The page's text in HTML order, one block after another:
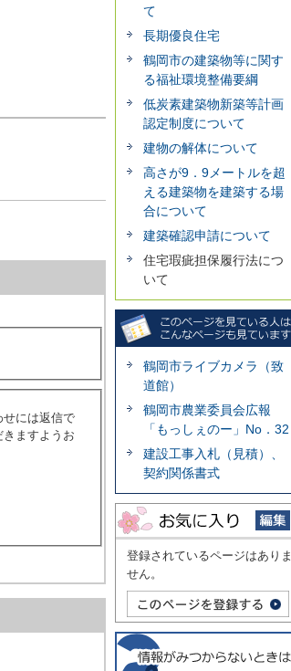
せには返信で
ますようお
て
長期優良住宅
鶴岡市の建築物等に関す
る福祉環境整備要綱
低炭素建築物新築等計画
認定制度について
建物の解体について
高さが9．9メートルを超
える建築物を建築する場
合について
建築確認申請について
住宅瑕疵担保履行法につ
いて
鶴岡市ライブカメラ（致
道館）
鶴岡市農業委員会広報
「もっしぇのー」No．32
建設工事入札（見積）、
契約関係書式
登録されているページはありま
せん。